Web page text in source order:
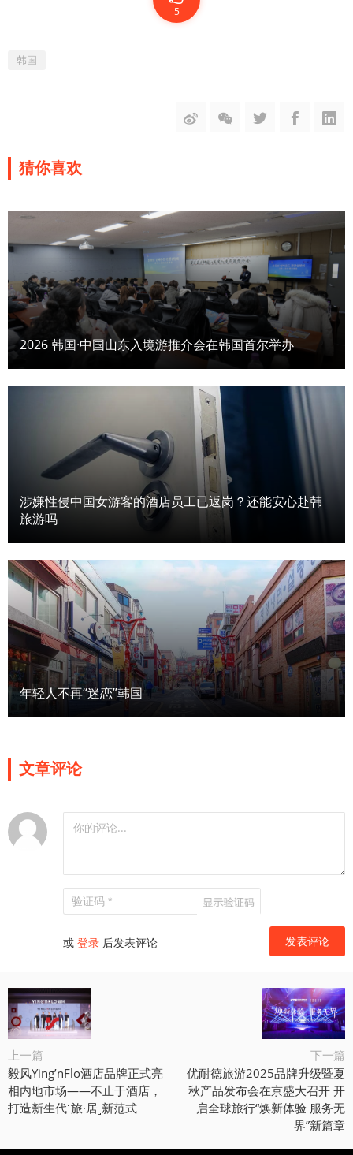
5
韩国
猜你喜欢
2026 韩国·中国山东入境游推介会在韩国首尔举办
涉嫌性侵中国女游客的酒店员工已返岗？还能安心赴韩
旅游吗
年轻人不再“迷恋”韩国
文章评论
或 登录 后发表评论
上一篇
毅风Ying’nFlo酒店品牌正式亮
相内地市场——不止于酒店，
打造新生代˹旅·居˼新范式
下一篇
优耐德旅游2025品牌升级暨夏
秋产品发布会在京盛大召开 开
启全球旅行“焕新体验 服务无
界”新篇章